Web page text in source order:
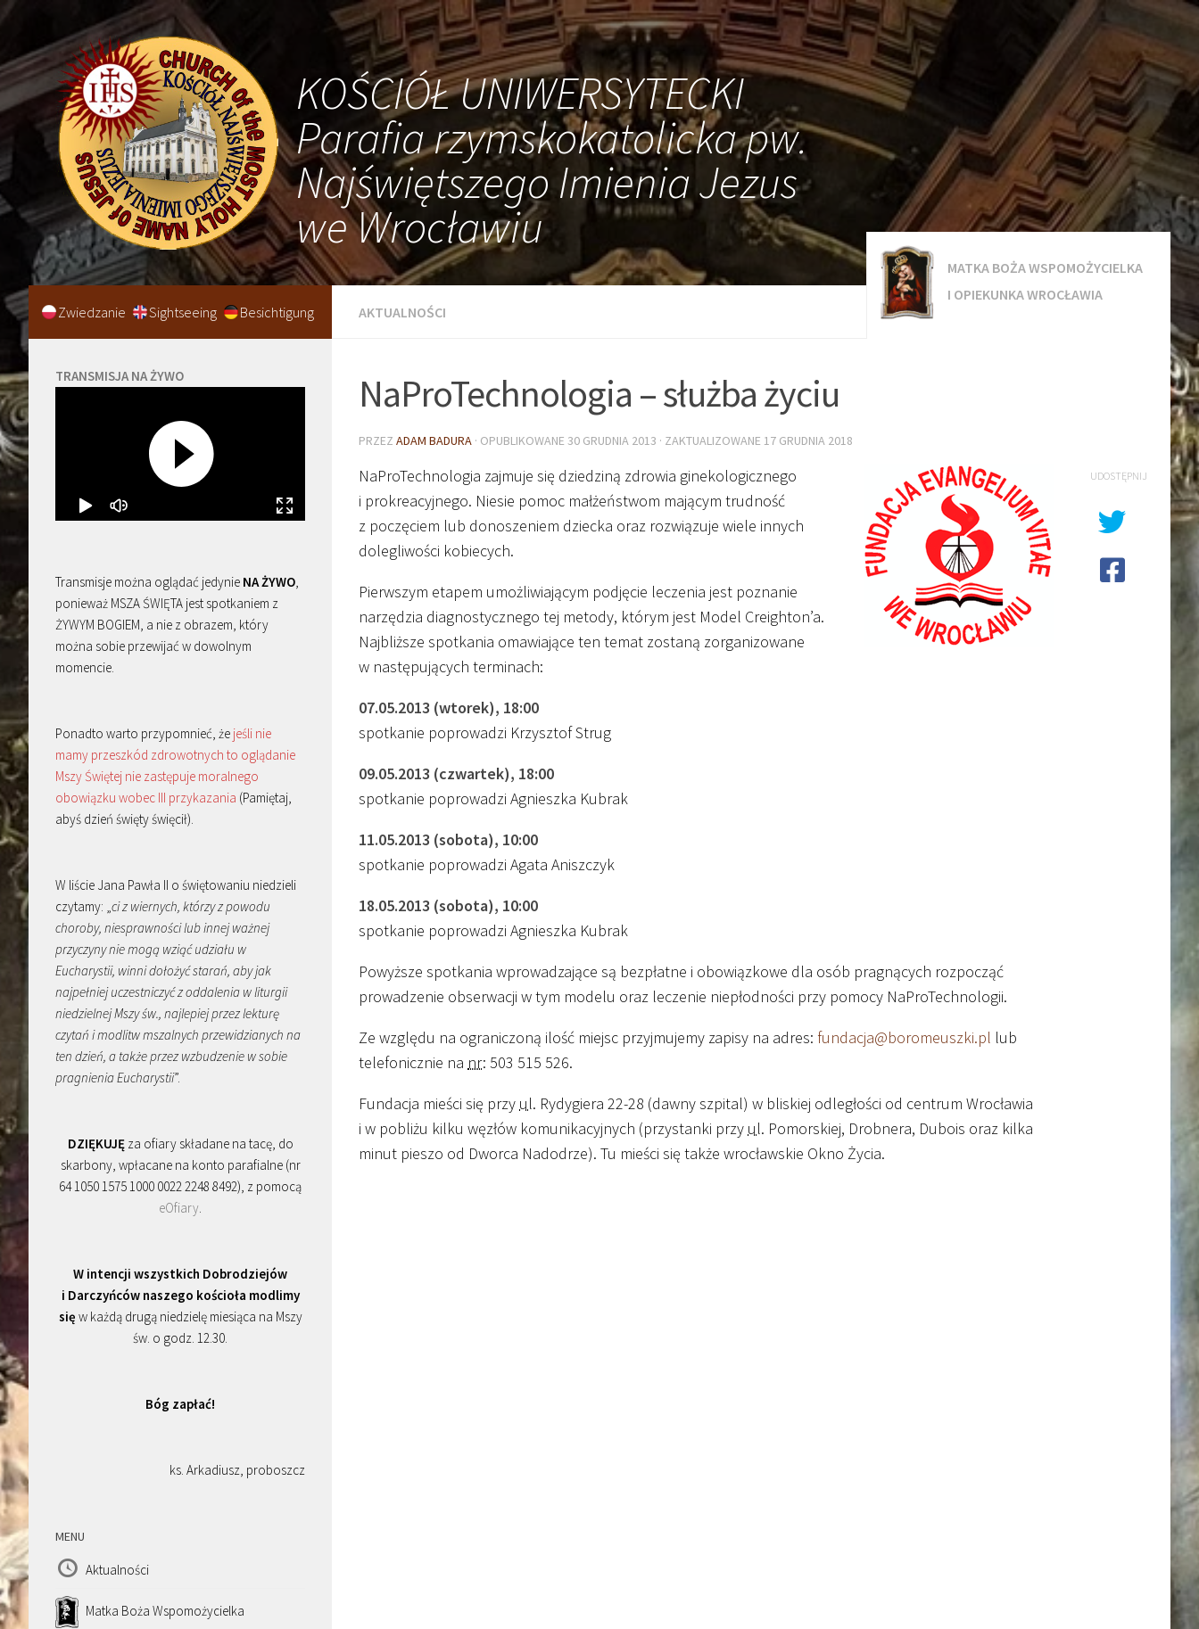
KOŚCIÓŁ UNIWERSYTECKI
Parafia rzymskokatolicka pw.
Najświętszego Imienia Jezus
we Wrocławiu
AKTUALNOŚCI
MATKA BOŻA WSPOMOŻYCIELKA
I OPIEKUNKA WROCŁAWIA
NaProTechnologia – służba życiu
PRZEZ ADAM BADURA · OPUBLIKOWANE 30 GRUDNIA 2013 · ZAKTUALIZOWANE 17 GRUDNIA 2018
NaProTechnologia zajmuje się dziedziną zdrowia ginekologicznego
i prokreacyjnego. Niesie pomoc małżeństwom mającym trudność
z poczęciem lub donoszeniem dziecka oraz rozwiązuje wiele innych
dolegliwości kobiecych.
Pierwszym etapem umożliwiającym podjęcie leczenia jest poznanie
narzędzia diagnostycznego tej metody, którym jest Model Creighton’a.
Najbliższe spotkania omawiające ten temat zostaną zorganizowane
w następujących terminach:
07.05.2013 (wtorek), 18:00
spotkanie poprowadzi Krzysztof Strug
09.05.2013 (czwartek), 18:00
spotkanie poprowadzi Agnieszka Kubrak
11.05.2013 (sobota), 10:00
spotkanie poprowadzi Agata Aniszczyk
18.05.2013 (sobota), 10:00
spotkanie poprowadzi Agnieszka Kubrak
Powyższe spotkania wprowadzające są bezpłatne i obowiązkowe dla osób pragnących rozpocząć
prowadzenie obserwacji w tym modelu oraz leczenie niepłodności przy pomocy NaProTechnologii.
Ze względu na ograniczoną ilość miejsc przyjmujemy zapisy na adres: fundacja@boromeuszki.pl lub
telefonicznie na nr: 503 515 526.
Fundacja mieści się przy ul. Rydygiera 22-28 (dawny szpital) w bliskiej odległości od centrum Wrocławia
i w pobliżu kilku węzłów komunikacyjnych (przystanki przy ul. Pomorskiej, Drobnera, Dubois oraz kilka
minut pieszo od Dworca Nadodrze). Tu mieści się także wrocławskie Okno Życia.
UDOSTĘPNIJ
Zwiedzanie Sightseeing Besichtigung
TRANSMISJA NA ŻYWO
Transmisje można oglądać jedynie NA ŻYWO,
ponieważ MSZA ŚWIĘTA jest spotkaniem z
ŻYWYM BOGIEM, a nie z obrazem, który
można sobie przewijać w dowolnym
momencie.
Ponadto warto przypomnieć, że jeśli nie
mamy przeszkód zdrowotnych to oglądanie
Mszy Świętej nie zastępuje moralnego
obowiązku wobec III przykazania (Pamiętaj,
abyś dzień święty święcił).
W liście Jana Pawła II o świętowaniu niedzieli
czytamy: „ci z wiernych, którzy z powodu
choroby, niesprawności lub innej ważnej
przyczyny nie mogą wziąć udziału w
Eucharystii, winni dołożyć starań, aby jak
najpełniej uczestniczyć z oddalenia w liturgii
niedzielnej Mszy św., najlepiej przez lekturę
czytań i modlitw mszalnych przewidzianych na
ten dzień, a także przez wzbudzenie w sobie
pragnienia Eucharystii”.
DZIĘKUJĘza ofiary składane na tacę, do
skarbony, wpłacane na konto parafialne (nr
64 1050 1575 1000 0022 2248 8492), z pomocą
eOfiary.
W intencji wszystkich Dobrodziejów
i Darczyńców naszego kościoła modlimy
się w każdą drugą niedzielę miesiąca na Mszy
św. o godz. 12.30.
Bóg zapłać!
ks. Arkadiusz, proboszcz
MENU
Aktualności
Matka Boża Wspomożycielka